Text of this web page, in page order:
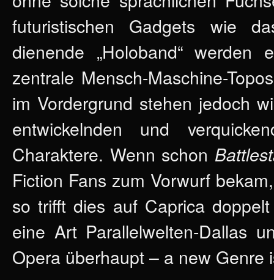
futuristischen Gadgets wie
dienende „Holoband“
zentrale Mensch-Maschine-
im Vordergrund stehen jedoch
entwickelnden und
Charaktere. Wenn schon
Fiction Fans zum Vorwurf
so trifft dies auf Caprica
eine Art Parallelwelten-Dallas
Opera überhaupt – a new Genre